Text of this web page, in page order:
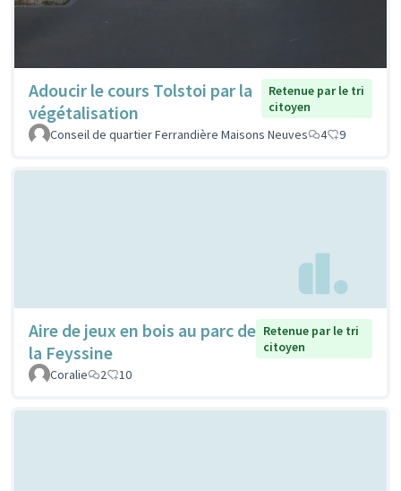
Adoucir le cours Tolstoi par la
végétalisation
Retenue par le tri
citoyen
Conseil de quartier Ferrandière Maisons Neuves
4 9
Aire de jeux en bois au parc de
la Feyssine
Retenue par le tri
citoyen
Coralie
2 10